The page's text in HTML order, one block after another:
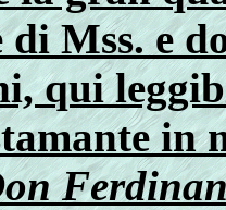
di Mss. e
qui
in